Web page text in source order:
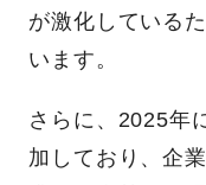
が激化している
います。
さらに、2025年
加しており、企